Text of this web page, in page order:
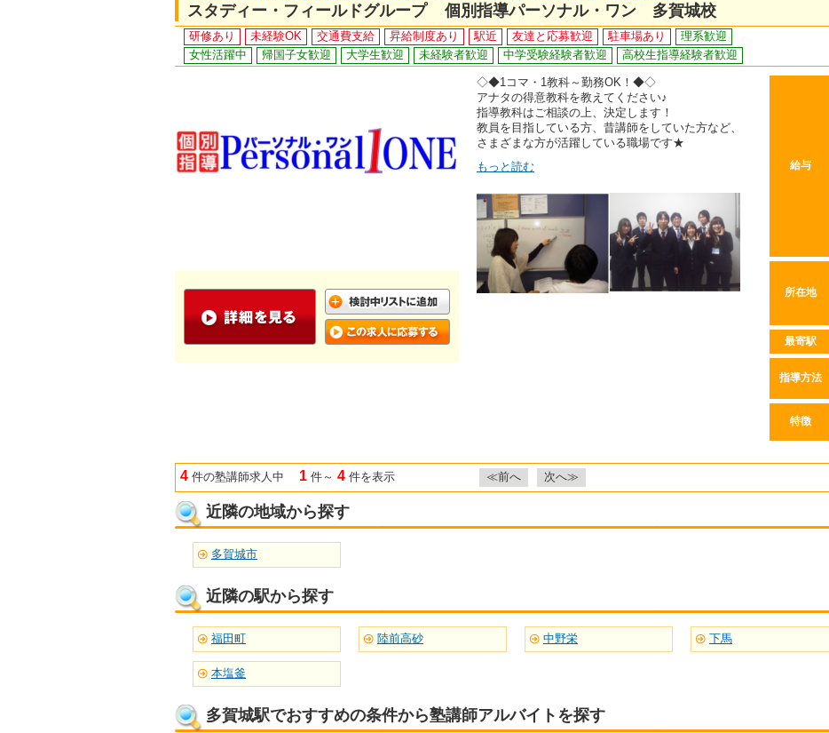
スタディー・フィールドグループ 個別指導パーソナル・ワン 多賀城校
研修あり 未経験OK 交通費支給 昇給制度あり 駅近 友達と応募歓迎 駐車場あり
理系歓迎
女性活躍中
帰国子女歓迎 大学生歓迎 未経験者歓迎 中学受験経験者歓迎 高校生指導経験者歓迎
◇◆1コマ・1教科～勤務OK！◆◇
アナタの得意教科を教えてください♪
指導教科はご相談の上、決定します！
教員を目指している方、昔講師をしていた方など、
さまざまな方が活躍している職場です★
もっと読む
給与
所在地
最寄駅
指導方法
特徴
4 件の塾講師求人中 1 件～ 4 件を表示 ≪前へ 次へ≫
近隣の地域から探す
多賀城市
近隣の駅から探す
福田町 陸前高砂 中野栄 下馬
本塩釜
多賀城駅でおすすめの条件から塾講師アルバイトを探す